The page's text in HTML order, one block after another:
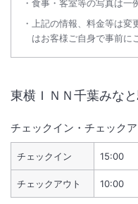
食事・客室等の写真は一
上記の情報、料金等は
はお客様ご自身で事前に
東横ＩＮＮ千葉みな
チェックイン・チェック
チェックイン 15:00
チェックアウト 10:00